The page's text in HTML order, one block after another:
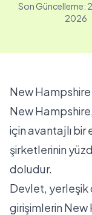
Son Güncelleme:
2026
New
New
için avantajlı bir
şirketlerinin
doludur.
Devlet, yerleşik
girişimlerin New